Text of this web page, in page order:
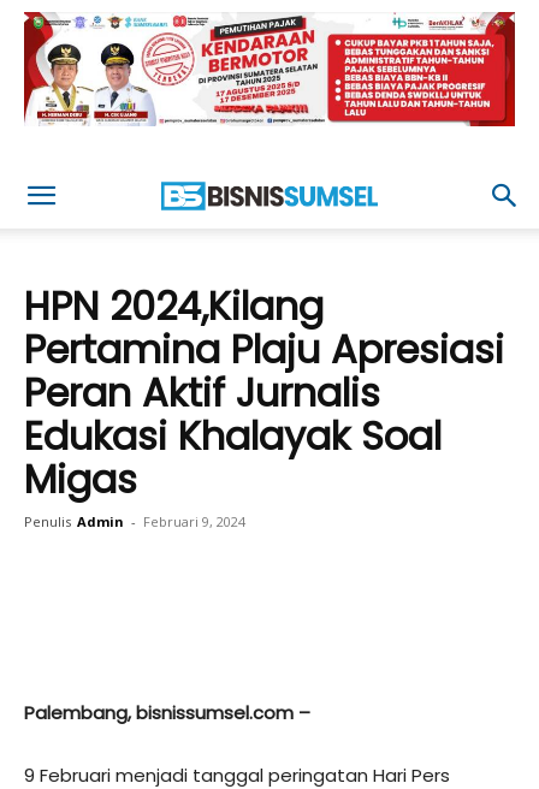
HPN 2024,Kilang
Pertamina Plaju Apresiasi
Peran Aktif Jurnalis
Edukasi Khalayak Soal
Migas
Penulis Admin - Februari 9, 2024
Palembang, bisnissumsel.com –
9 Februari menjadi tanggal peringatan Hari Pers